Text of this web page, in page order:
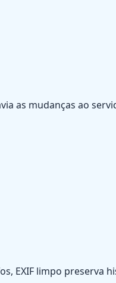
as mudanças ao
EXIF limpo preserva